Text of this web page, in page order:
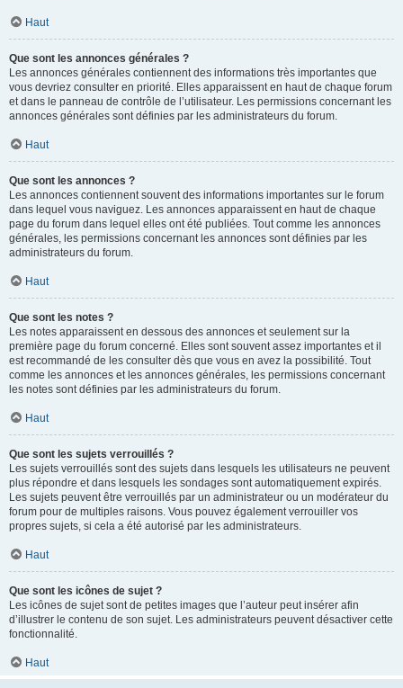
Haut
Que sont les annonces générales ?
Les annonces générales contiennent des informations très importantes que
vous devriez consulter en priorité. Elles apparaissent en haut de chaque forum
et dans le panneau de contrôle de l’utilisateur. Les permissions concernant les
annonces générales sont définies par les administrateurs du forum.
Haut
Que sont les annonces ?
Les annonces contiennent souvent des informations importantes sur le forum
dans lequel vous naviguez. Les annonces apparaissent en haut de chaque
page du forum dans lequel elles ont été publiées. Tout comme les annonces
générales, les permissions concernant les annonces sont définies par les
administrateurs du forum.
Haut
Que sont les notes ?
Les notes apparaissent en dessous des annonces et seulement sur la
première page du forum concerné. Elles sont souvent assez importantes et il
est recommandé de les consulter dès que vous en avez la possibilité. Tout
comme les annonces et les annonces générales, les permissions concernant
les notes sont définies par les administrateurs du forum.
Haut
Que sont les sujets verrouillés ?
Les sujets verrouillés sont des sujets dans lesquels les utilisateurs ne peuvent
plus répondre et dans lesquels les sondages sont automatiquement expirés.
Les sujets peuvent être verrouillés par un administrateur ou un modérateur du
forum pour de multiples raisons. Vous pouvez également verrouiller vos
propres sujets, si cela a été autorisé par les administrateurs.
Haut
Que sont les icônes de sujet ?
Les icônes de sujet sont de petites images que l’auteur peut insérer afin
d’illustrer le contenu de son sujet. Les administrateurs peuvent désactiver cette
fonctionnalité.
Haut